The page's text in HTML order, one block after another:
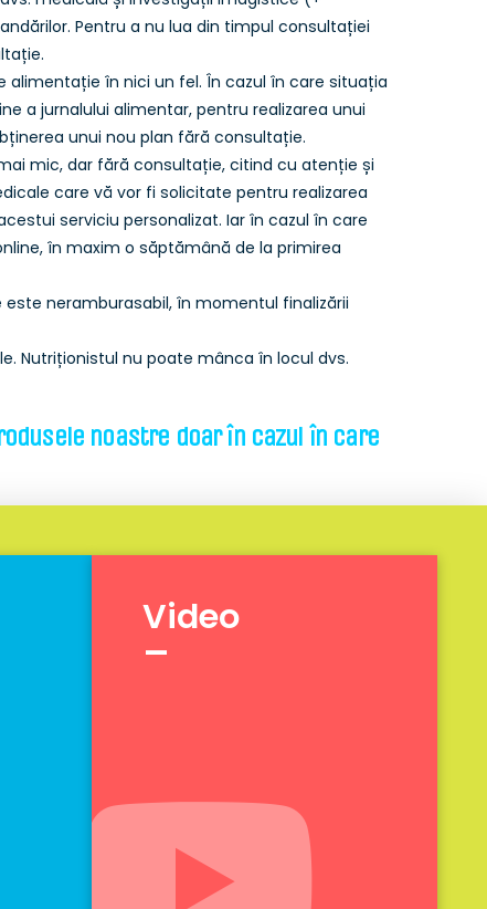
Pentru a nu lua din timpul consultației
alimentație în nici un fel. În cazul în care situația
a jurnalului alimentar, pentru realizarea unui
unui nou plan fără consultație.
mic, dar fără consultație, citind cu atenție și
care vă vor fi solicitate pentru realizarea
serviciu personalizat. Iar în cazul în care
în maxim o săptămână de la primirea
neramburasabil, în momentul finalizării
Nutriționistul nu poate mânca în locul dvs.
noastre doar în cazul în care
Video
_